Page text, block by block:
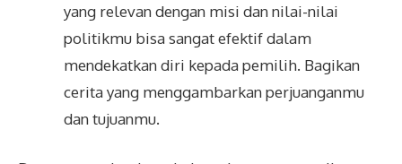
yang relevan dengan misi dan nilai-nilai
politikmu bisa sangat efektif dalam
mendekatkan diri kepada pemilih. Bagikan
cerita yang menggambarkan perjuanganmu
dan tujuanmu.